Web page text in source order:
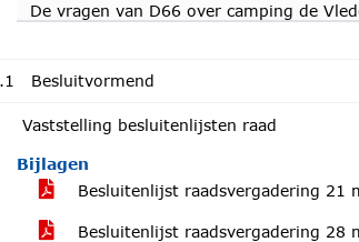
De vragen van D66 over camping de
Besluitvormend
Vaststelling besluitenlijsten raad
Bijlagen
Besluitenlijst raadsvergadering 21
Besluitenlijst raadsvergadering 28